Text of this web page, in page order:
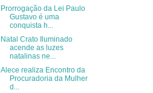
Prorrogação da Lei Paulo
Gustavo é uma
conquista h...
Natal Crato Iluminado
acende as luzes
natalinas ne...
Alece realiza Encontro da
Procuradoria da Mulher
d...